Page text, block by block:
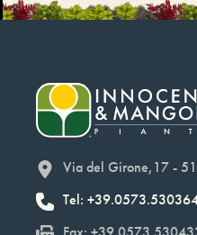
Via del Girone,17 -
Tel: